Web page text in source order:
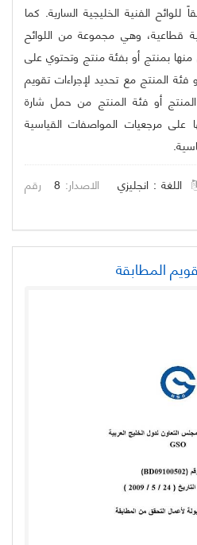
الفنية الخليجية السارية. كما
قطاعية، وهي مجموعة من اللوائح
منها بمنتج أو بفئة منتج وتحتوي على
فئة المنتج مع تحديد لإجراءات تقويم
أو فئة المنتج من حمل شارة
على مرجعيات المواصفات القياسية
اللغة :انجليزي الاصدار: 8
رقم
المطابقة